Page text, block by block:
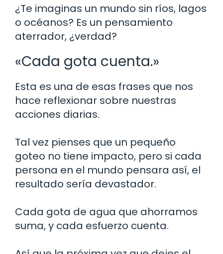
¿Te imaginas un mundo sin ríos, lagos
o océanos? Es un pensamiento
aterrador, ¿verdad?
«Cada gota cuenta.»
Esta es una de esas frases que nos
hace reflexionar sobre nuestras
acciones diarias.
Tal vez pienses que un pequeño
goteo no tiene impacto, pero si cada
persona en el mundo pensara así, el
resultado sería devastador.
Cada gota de agua que ahorramos
suma, y cada esfuerzo cuenta.